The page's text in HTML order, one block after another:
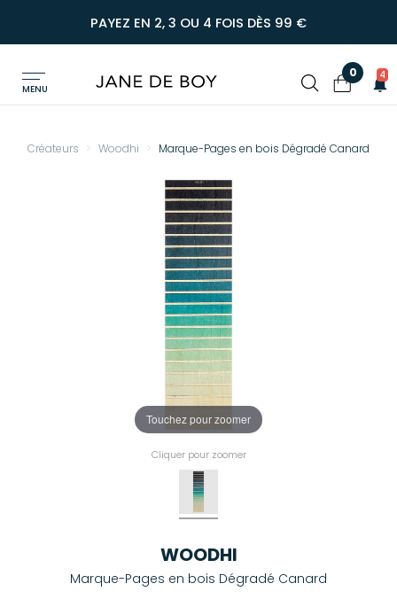
PAYEZ EN 2, 3 OU 4 FOIS DÈS 99 €
MENU
0 4
Créateurs Woodhi Marque-Pages en bois Dégradé Canard
Touchez pour zoomer
Cliquer pour zoomer
WOODHI
Marque-Pages en bois Dégradé Canard